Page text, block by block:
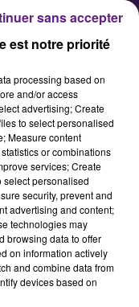
sa
Dijon »
et
sa
citoyenne
est notre priorité
processing based on
and/or access
advertising; Create
to select personalised
Measure content
or combinations
services; Create
select personalised
security, prevent and
advertising and content;
technologies may
browsing data to offer
on information actively
and combine data from
devices based on
sans accepter